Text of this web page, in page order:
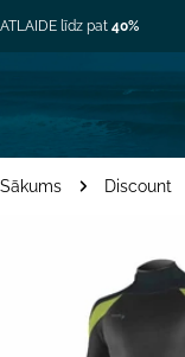
ATLAIDE līdz pat 40%
Sākums Discount